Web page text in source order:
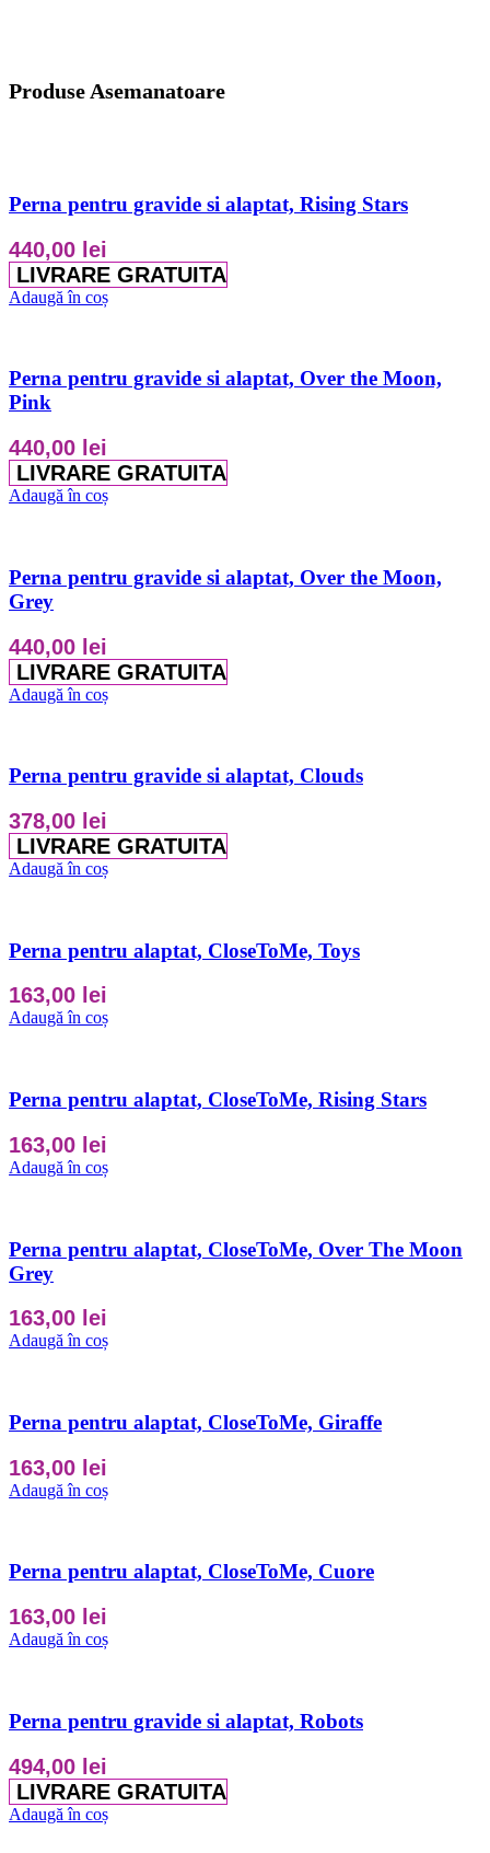
Produse Asemanatoare
Perna pentru gravide si alaptat, Rising Stars
440,00 lei
LIVRARE GRATUITA
Adaugă în coș
Perna pentru gravide si alaptat, Over the Moon,
Pink
440,00 lei
LIVRARE GRATUITA
Adaugă în coș
Perna pentru gravide si alaptat, Over the Moon,
Grey
440,00 lei
LIVRARE GRATUITA
Adaugă în coș
Perna pentru gravide si alaptat, Clouds
378,00 lei
LIVRARE GRATUITA
Adaugă în coș
Perna pentru alaptat, CloseToMe, Toys
163,00 lei
Adaugă în coș
Perna pentru alaptat, CloseToMe, Rising Stars
163,00 lei
Adaugă în coș
Perna pentru alaptat, CloseToMe, Over The Moon
Grey
163,00 lei
Adaugă în coș
Perna pentru alaptat, CloseToMe, Giraffe
163,00 lei
Adaugă în coș
Perna pentru alaptat, CloseToMe, Cuore
163,00 lei
Adaugă în coș
Perna pentru gravide si alaptat, Robots
494,00 lei
LIVRARE GRATUITA
Adaugă în coș